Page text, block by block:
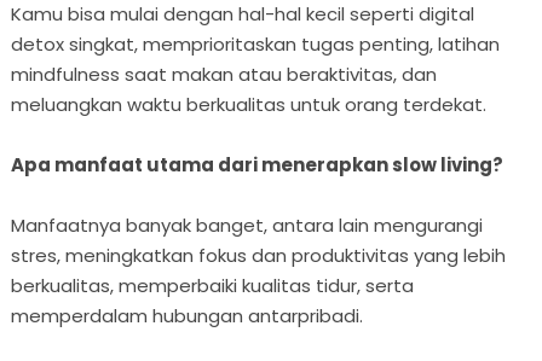
Kamu bisa mulai dengan hal-hal kecil seperti digital
detox singkat, memprioritaskan tugas penting, latihan
mindfulness saat makan atau beraktivitas, dan
meluangkan waktu berkualitas untuk orang terdekat.
Apa manfaat utama dari menerapkan slow living?
Manfaatnya banyak banget, antara lain mengurangi
stres, meningkatkan fokus dan produktivitas yang lebih
berkualitas, memperbaiki kualitas tidur, serta
memperdalam hubungan antarpribadi.